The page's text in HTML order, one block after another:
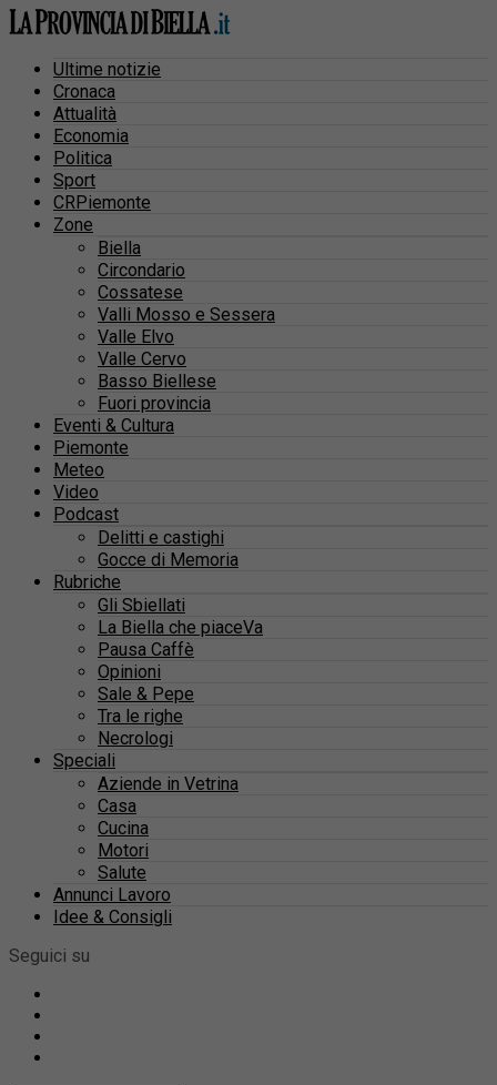
Ultime notizie
Cronaca
Attualità
Economia
Politica
Sport
CRPiemonte
Zone
Biella
Circondario
Cossatese
Valli Mosso e Sessera
Valle Elvo
Valle Cervo
Basso Biellese
Fuori provincia
Eventi & Cultura
Piemonte
Meteo
Video
Podcast
Delitti e castighi
Gocce di Memoria
Rubriche
Gli Sbiellati
La Biella che piaceVa
Pausa Caffè
Opinioni
Sale & Pepe
Tra le righe
Necrologi
Speciali
Aziende in Vetrina
Casa
Cucina
Motori
Salute
Annunci Lavoro
Idee & Consigli
Seguici su